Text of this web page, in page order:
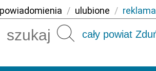
powiadomienia / ulubione / reklama
Szukaj